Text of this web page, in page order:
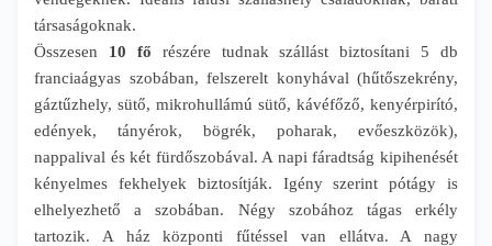
társaságoknak.
Összesen 10 fő részére tudnak szállást biztosítani 5 db
franciaágyas szobában, felszerelt konyhával (hűtőszekrény,
gáztűzhely, sütő, mikrohullámú sütő, kávéfőző, kenyérpirító,
edények, tányérok, bögrék, poharak, evőeszközök),
nappalival és két fürdőszobával. A napi fáradtság kipihenését
kényelmes fekhelyek biztosítják. Igény szerint pótágy is
elhelyezhető a szobában. Négy szobához tágas erkély
tartozik. A ház központi fűtéssel van ellátva. A nagy